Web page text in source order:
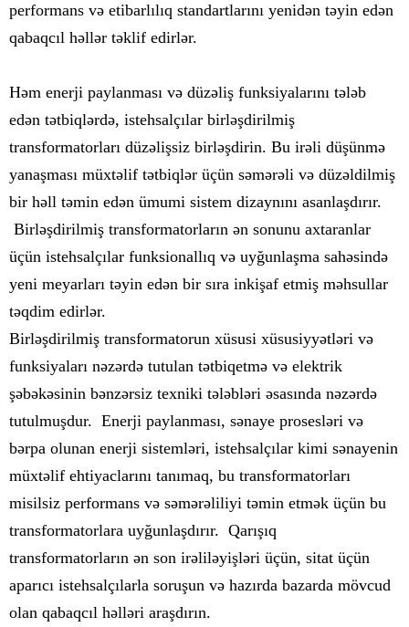
performans və etibarlılıq standartlarını yenidən təyin edən
qabaqcıl həllər təklif edirlər.
Həm enerji paylanması və düzəliş funksiyalarını tələb
edən tətbiqlərdə, istehsalçılar birləşdirilmiş
transformatorları düzəlişsiz birləşdirin. Bu irəli düşünmə
yanaşması müxtəlif tətbiqlər üçün səmərəli və düzəldilmiş
bir həll təmin edən ümumi sistem dizaynını asanlaşdırır.
Birləşdirilmiş transformatorların ən sonunu axtaranlar
üçün istehsalçılar funksionallıq və uyğunlaşma sahəsində
yeni meyarları təyin edən bir sıra inkişaf etmiş məhsullar
təqdim edirlər.
Birləşdirilmiş transformatorun xüsusi xüsusiyyətləri və
funksiyaları nəzərdə tutulan tətbiqetmə və elektrik
şəbəkəsinin bənzərsiz texniki tələbləri əsasında nəzərdə
tutulmuşdur. Enerji paylanması, sənaye prosesləri və
bərpa olunan enerji sistemləri, istehsalçılar kimi sənayenin
müxtəlif ehtiyaclarını tanımaq, bu transformatorları
misilsiz performans və səmərəliliyi təmin etmək üçün bu
transformatorlara uyğunlaşdırır. Qarışıq
transformatorların ən son irəliləyişləri üçün, sitat üçün
aparıcı istehsalçılarla soruşun və hazırda bazarda mövcud
olan qabaqcıl həlləri araşdırın.